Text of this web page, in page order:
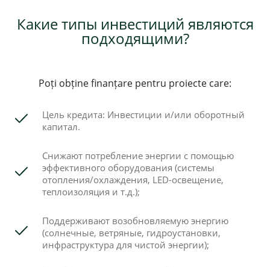
Какие типы инвестиций являются
подходящими?
Poți obține finanțare pentru proiecte care:
Цель кредита: Инвестиции и/или оборотный
капитал.
Снижают потребление энергии с помощью
эффективного оборудования (системы
отопления/охлаждения, LED-освещение,
теплоизоляция и т.д.);
Поддерживают возобновляемую энергию
(солнечные, ветряные, гидроустановки,
инфраструктура для чистой энергии);